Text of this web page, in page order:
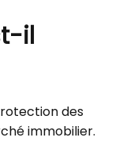
il
des
immobilier.